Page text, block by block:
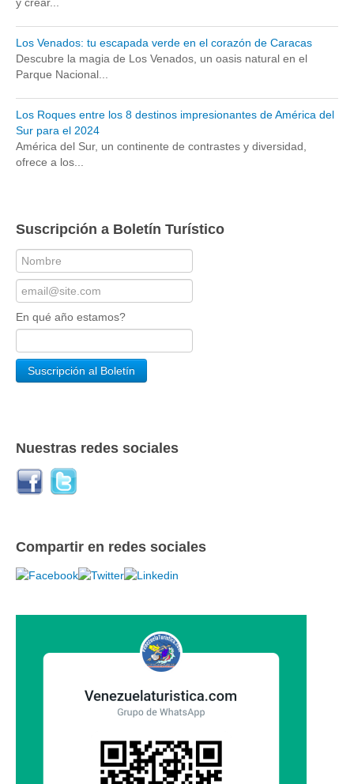
Los Venados: tu escapada verde en el corazón de Caracas
Descubre la magia de Los Venados, un oasis natural en el
Parque Nacional...
Los Roques entre los 8 destinos impresionantes de América del
Sur para el 2024
América del Sur, un continente de contrastes y diversidad,
ofrece a los...
Suscripción a Boletín Turístico
En qué año estamos?
Nuestras redes sociales
Compartir en redes sociales